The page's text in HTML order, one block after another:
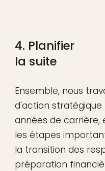
4. Planifier
la suite
Ensemble, nous
d'action stratégique
années de carrière,
les étapes
la transition des
préparation